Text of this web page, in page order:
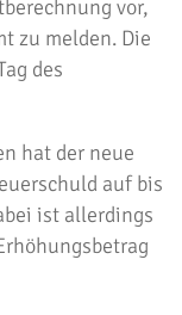
vor,
zu melden. Die
des
hat der neue
auf bis
ist allerdings